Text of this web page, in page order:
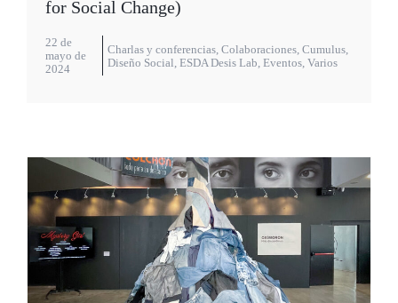
for Social Change)
22 de
mayo de
2024
Charlas y conferencias, Colaboraciones, Cumulus,
Diseño Social ESDA Desis Lab Eventos, Varios